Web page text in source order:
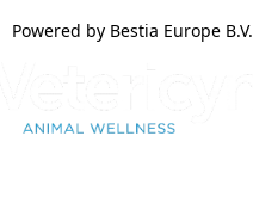
Powered by Bestia Europe B.V.